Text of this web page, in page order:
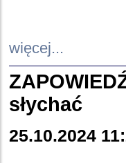
więcej...
słychać
25.10.2024